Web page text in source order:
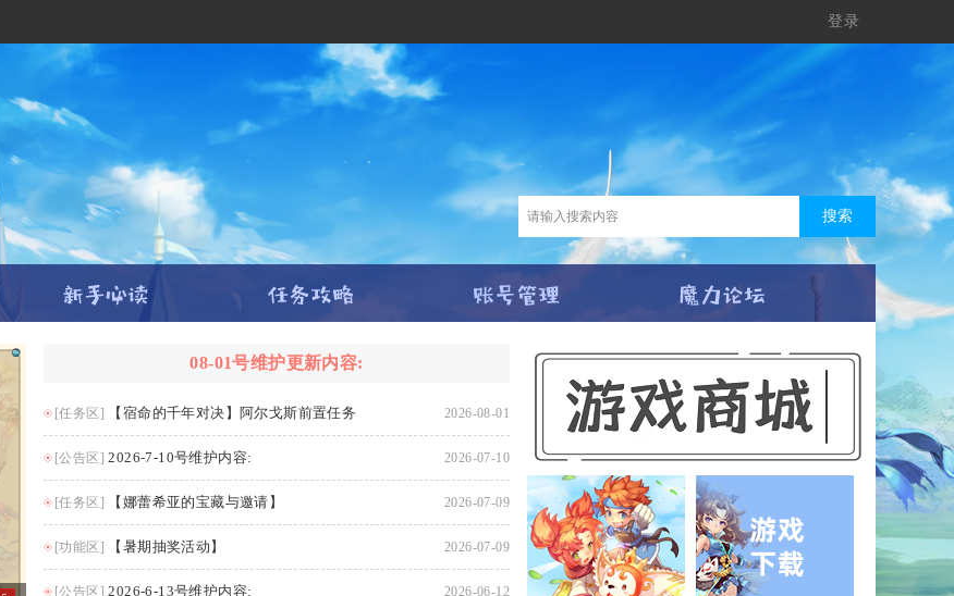
登录
搜索
08-01号维护更新内容:
[任务区] 【宿命的千年对决】阿尔戈斯前置任务 2026-08-01
[公告区]2026-7-10号维护内容: 2026-07-10
[任务区] 【娜蕾希亚的宝藏与邀请】 2026-07-09
[功能区] 【暑期抽奖活动】 2026-07-09
[公告区]2026-6-13号维护内容: 2026-06-12